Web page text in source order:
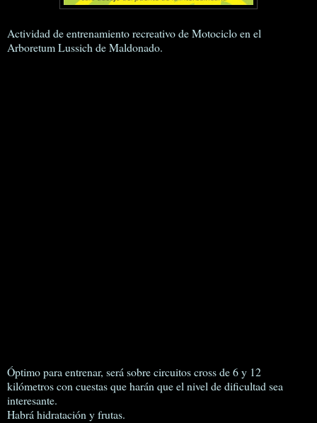
Actividad de entrenamiento recreativo de Motociclo en el
Arboretum Lussich de Maldonado.
Óptimo para entrenar, será sobre circuitos cross de 6 y 12
kilómetros con cuestas que harán que el nivel de dificultad sea
interesante.
Habrá hidratación y frutas.